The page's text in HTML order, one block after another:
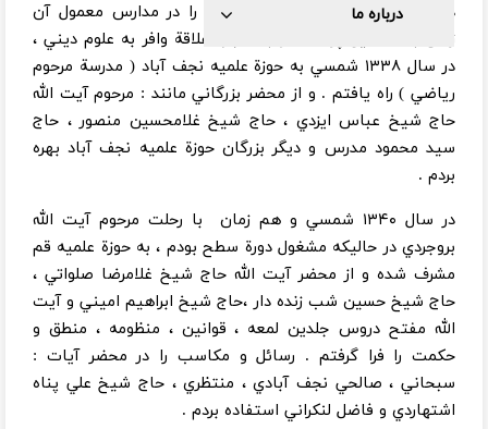
درباره ما
دوران ابتدايي و سال اول دبيرستان را در مدارس معمول آن
زمان به تحصيل پرداخته و به سبب علاقة وافر به علوم ديني ،
در سال ۱۳۳۸ شمسي به حوزة علميه نجف آباد ( مدرسة مرحوم
رياضي ) راه يافتم . و از محضر بزرگاني مانند : مرحوم آيت الله
حاج شيخ عباس ايزدي ،‌ حاج شيخ غلامحسين منصور ،‌ حاج
سيد محمود مدرس و ديگر بزرگان حوزة علميه نجف آباد بهره
بردم .
در سال ۱۳۴۰ شمسي و هم زمان با رحلت مرحوم آيت الله
بروجردي در حاليكه مشغول دورة سطح بودم ، به حوزة علميه قم
مشرف شده و از محضر آيت الله حاج شيخ غلامرضا صلواتي ،
حاج شيخ حسين شب زنده دار ،‌حاج شيخ ابراهيم اميني و آيت
الله مفتح دروس جلدين لمعه ، قوانين ، منظومه ، منطق و
حكمت را فرا گرفتم . رسائل و مكاسب را در محضر آيات :
سبحاني ، ‌صالحي نجف آبادي ، ‌منتظري ، حاج شيخ علي پناه
اشتهاردي و فاضل لنكراني استفاده بردم .